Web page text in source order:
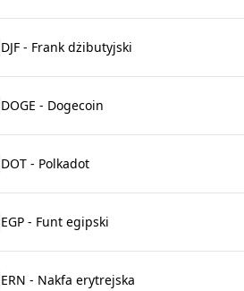
DJF - Frank dżibutyjski
DOGE - Dogecoin
DOT - Polkadot
EGP - Funt egipski
ERN - Nakfa erytrejska